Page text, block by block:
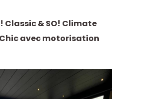
Classic & SO! Climate
avec motorisation